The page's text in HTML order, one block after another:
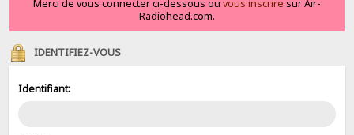
Merci de vous connecter ci-dessous ou vous inscrire sur Air-
Radiohead.com.
IDENTIFIEZ-VOUS
Identifiant: